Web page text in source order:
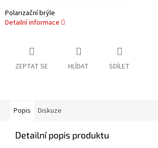
Polarizační brýle
Detailní informace
ZEPTAT SE HLÍDAT SDÍLET
Popis Diskuze
Detailní popis produktu